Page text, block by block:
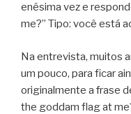
enésima vez e
me?” Tipo: você está
Na entrevista, muitos
um pouco, para ficar
originalmente a frase
the goddam flag at